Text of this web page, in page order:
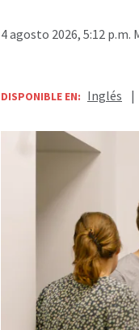
4 agosto 2026, 5:12 p.m.
DISPONIBLE EN: Inglés |